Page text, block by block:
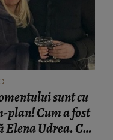
sunt cu
Cum a fost
Elena Udrea. Cu